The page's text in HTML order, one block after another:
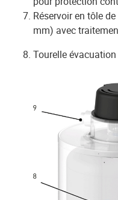
Réservoir en tôle
mm) avec
Tourelle